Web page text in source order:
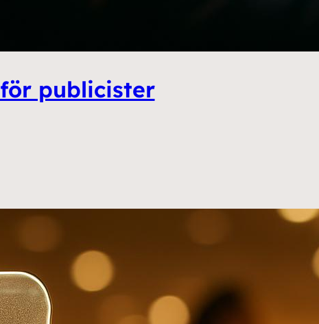
publicister